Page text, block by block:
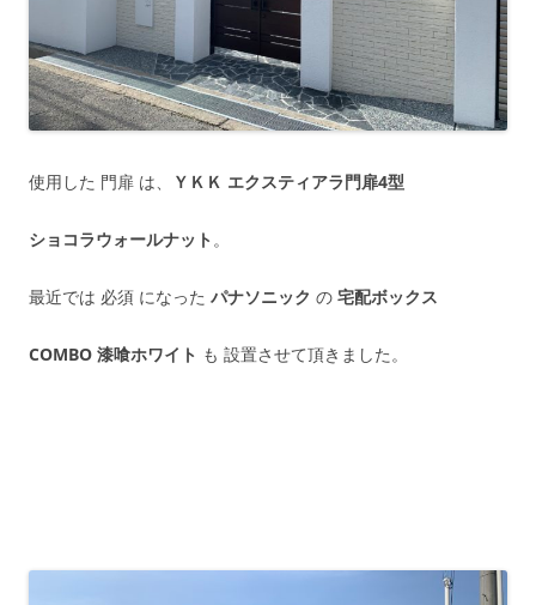
使用した 門扉 は、 ＹＫＫ エクスティアラ門扉4型
ショコラウォールナット 。
最近では 必須 になった パナソニック の 宅配ボックス
COMBO 漆喰ホワイト も 設置させて頂きました。